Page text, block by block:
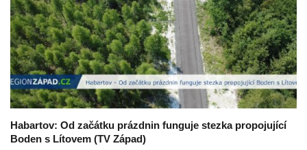
Habartov: Od začátku prázdnin funguje stezka propojující
Boden s Lítovem (TV Západ)